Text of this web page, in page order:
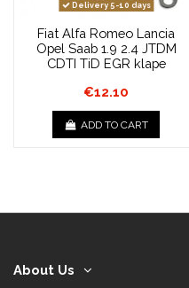
Delivery 5-10 days
Fiat Alfa Romeo Lancia
Opel Saab 1.9 2.4 JTDM
CDTI TiD EGR klape
€12.10
ADD TO CART
About Us